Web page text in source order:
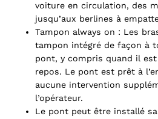
voiture en circulation, des
jusqu’aux berlines à
Tampon always on : Les
tampon intégré de façon à
pont, y compris quand il
repos. Le pont est prêt à
aucune intervention
l’opérateur.
Le pont peut être installé